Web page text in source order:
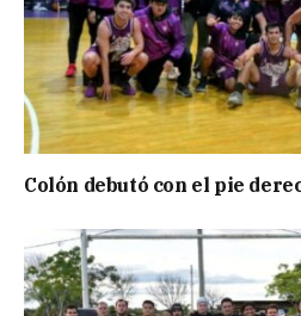
Colón debutó con el pie